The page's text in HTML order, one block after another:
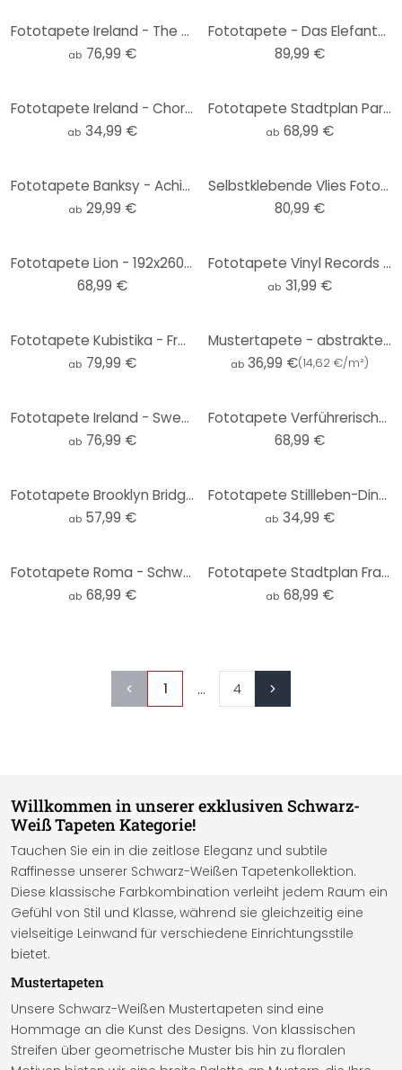
Fototapete Ireland - The Mound II
ab 76,99 €
Fototapete - Das Elefantenbaby - 240x260 cm
89,99 €
Fototapete Ireland - Chorum - Kolibri - Rund - Selbstklebend/Vlies
ab 34,99 €
Fototapete Stadtplan Paris
ab 68,99 €
Fototapete Banksy - Achieve Greatness - Rund - Selbstklebend/Vlies
ab 29,99 €
Selbstklebende Vlies Fototapete - Star Wars Ink Stormtrooper - 125 x 125 cm
80,99 €
Fototapete Lion - 192x260 cm
68,99 €
Fototapete Vinyl Records on Turntable - Panorama
ab 31,99 €
Fototapete Kubistika - Free the nipple
ab 79,99 €
Mustertapete - abstrakte Linien - schwarzweiß
ab 36,99 €(14,62 €/m²)
Fototapete Ireland - Sweetest Kill
ab 76,99 €
Fototapete Verführerisches Pin-up - 192x260 cm
68,99 €
Fototapete Brooklyn Bridge Perspektive
ab 57,99 €
Fototapete Stillleben-Dinner mit Wein - Treechild - Rund - Selbstklebend/Vlies
ab 34,99 €
Fototapete Roma - Schwarz-Weiß - Love your City
ab 68,99 €
Fototapete Stadtplan Frankfurt
ab 68,99 €
1 ... 4
Willkommen in unserer exklusiven Schwarz-
Weiß Tapeten Kategorie!
Tauchen Sie ein in die zeitlose Eleganz und subtile
Raffinesse unserer Schwarz-Weißen Tapetenkollektion.
Diese klassische Farbkombination verleiht jedem Raum ein
Gefühl von Stil und Klasse, während sie gleichzeitig eine
vielseitige Leinwand für verschiedene Einrichtungsstile
bietet.
Mustertapeten
Unsere Schwarz-Weißen Mustertapeten sind eine
Hommage an die Kunst des Designs. Von klassischen
Streifen über geometrische Muster bis hin zu floralen